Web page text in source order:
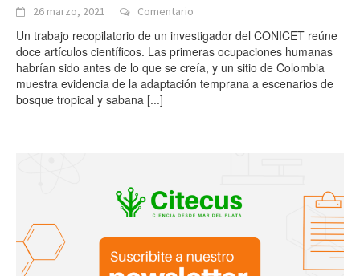
26 marzo, 2021 Comentario
Un trabajo recopilatorio de un investigador del CONICET reúne
doce artículos científicos. Las primeras ocupaciones humanas
habrían sido antes de lo que se creía, y un sitio de Colombia
muestra evidencia de la adaptación temprana a escenarios de
bosque tropical y sabana [...]